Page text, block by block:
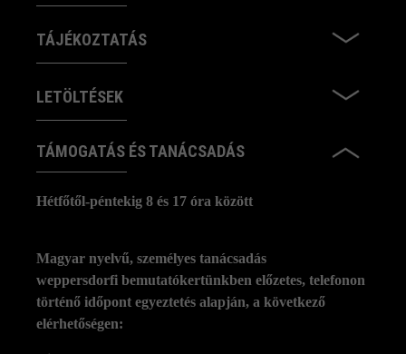
TÁJÉKOZTATÁS
LETÖLTÉSEK
TÁMOGATÁS ÉS TANÁCSADÁS
Hétfőtől-péntekig 8 és 17 óra között
Magyar nyelvű, személyes tanácsadás
weppersdorfi bemutatókertünkben előzetes, telefonon
történő időpont egyeztetés alapján, a következő
elérhetőségen: